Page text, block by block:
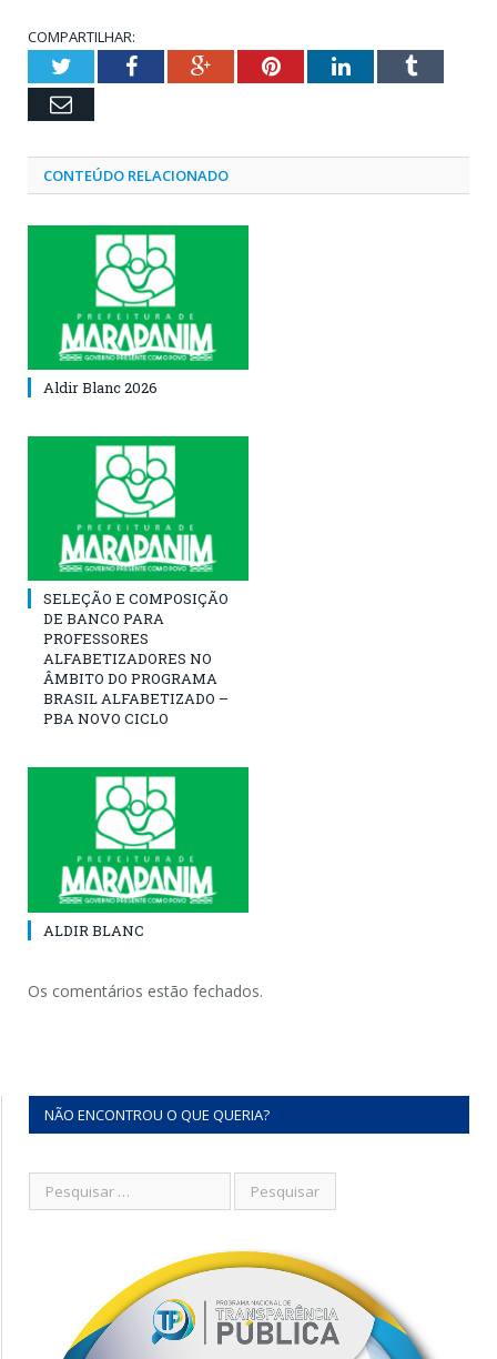
COMPARTILHAR:
TwitterFacebookGoogle+PinterestLinkedInTumblr
Email
CONTEÚDO RELACIONADO
Aldir Blanc 2026
SELEÇÃO E COMPOSIÇÃO
DE BANCO PARA
PROFESSORES
ALFABETIZADORES NO
ÂMBITO DO PROGRAMA
BRASIL ALFABETIZADO –
PBA NOVO CICLO
ALDIR BLANC
Os comentários estão fechados.
NÃO ENCONTROU O QUE QUERIA?